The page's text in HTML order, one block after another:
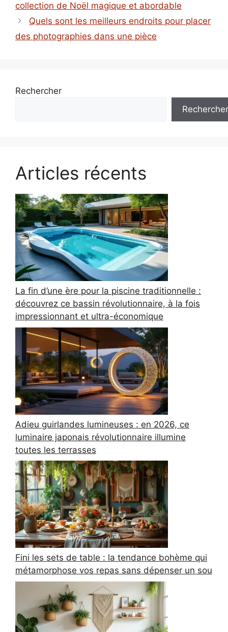
collection de Noël magique et abordable
Quels sont les meilleurs endroits pour placer
des photographies dans une pièce
Rechercher
Rechercher
Articles récents
La fin d’une ère pour la piscine traditionnelle :
découvrez ce bassin révolutionnaire, à la fois
impressionnant et ultra-économique
Adieu guirlandes lumineuses : en 2026, ce
luminaire japonais révolutionnaire illumine
toutes les terrasses
Fini les sets de table : la tendance bohème qui
métamorphose vos repas sans dépenser un sou